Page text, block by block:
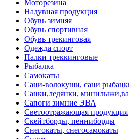
Моторезина
Надувная продукция
Обувь зимняя
Обувь спортивная
Обувь трекинговая
Одежда спорт
Палки треккинговые
Рыбалка
Самокаты
Сани-волокуши, сани
Санки,ледянки,
Сапоги зимние ЭВА
Светоотражающая продукция
Скейтборды, пенниборды
Снегокаты, снегосамокаты